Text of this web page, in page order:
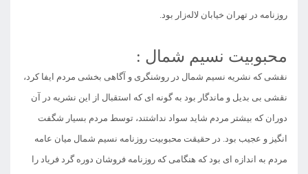
روزنامه در تهران خیابان لاله‌زار بود.
محبوبیت نسیم شمال :
نقشی که نشریه نسیم شمال در روشنگری و آگاهی بخشی مردم ایفا کرد،
نقشی بی بدیل و ماندگار بود به گونه ای که استقبال از این نشریه در آن
دوران که بیشتر مردم شاید سواد نداشتند، توسط مردم بسیار شگفت
انگیز و عجیب بود. در حقیقت محبوبیت روزنامه نسیم شمال میان عامه
مردم به اندازه ای بود که هنگامی که روزنامه فروشان دوره گرد فریاد را